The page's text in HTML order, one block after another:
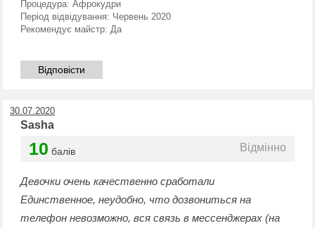
Процедура: Афрокудри
Період відвідування: Червень 2020
Рекомендує майстр: Да
Відповісти
30.07.2020
Sasha
10 балів Відмінно
Девочки очень качественно сработали
Единственное, неудобно, что дозвониться на
телефон невозможно, вся связь в мессенджерах (на